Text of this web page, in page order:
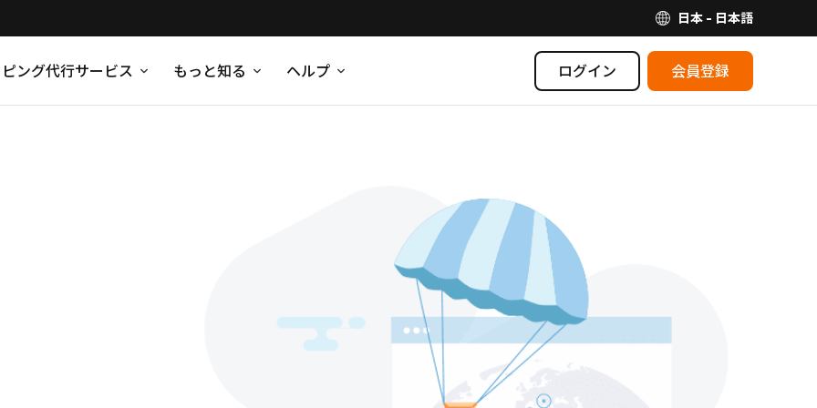
日本 - 日本語
ング代行サービス もっと知る ヘルプ ログイン 会員登録